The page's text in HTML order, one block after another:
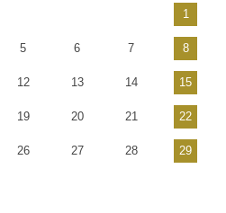
1
5 6 7 8
12 13 14 15
19 20 21 22
26 27 28 29